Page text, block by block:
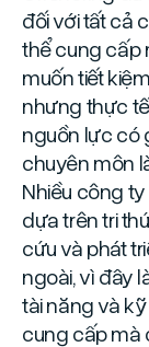
đối với tất cả
thể cung cấp
muốn tiết
nhưng thực
nguồn lực có
chuyên môn
Nhiều công
dựa trên tri
cứu và phát
ngoài, vì đây
tài năng và
cung cấp mà